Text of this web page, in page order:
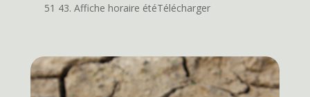
51 43. Affiche horaire étéTélécharger